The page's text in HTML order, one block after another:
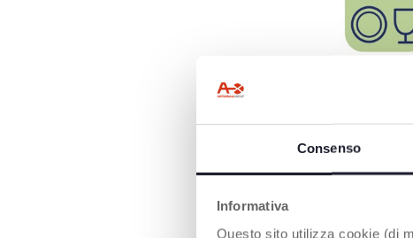
Consenso
Informativa
Questo sito utilizza cookie (di